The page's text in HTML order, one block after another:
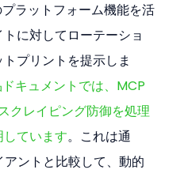
ラットフォーム機能を活
に対してローテーショ
プリントを提示しま
キュメントでは、MCP
クレイピング防御を処理
ています。これは通
ントと比較して、動的